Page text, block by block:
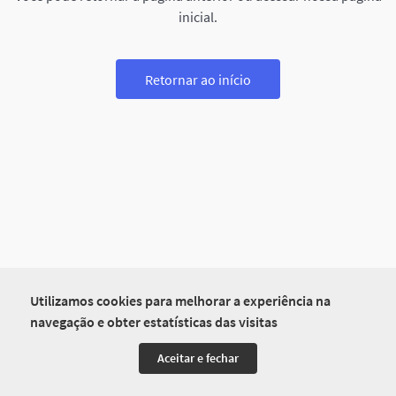
Utilizamos cookies para melhorar a experiência na
navegação e obter estatísticas das visitas
Aceitar e fechar
inicial.
Retornar ao início